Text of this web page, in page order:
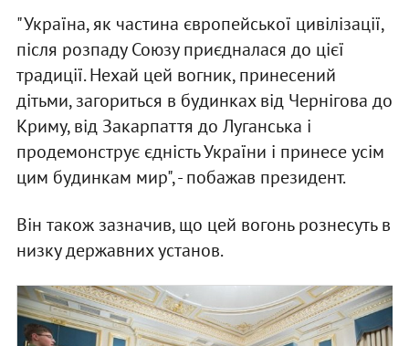
"Україна, як частина європейської цивілізації,
після розпаду Союзу приєдналася до цієї
традиції. Нехай цей вогник, принесений
дітьми, загориться в будинках від Чернігова до
Криму, від Закарпаття до Луганська і
продемонструє єдність України і принесе усім
цим будинкам мир", - побажав президент.
Він також зазначив, що цей вогонь рознесуть в
низку державних установ.